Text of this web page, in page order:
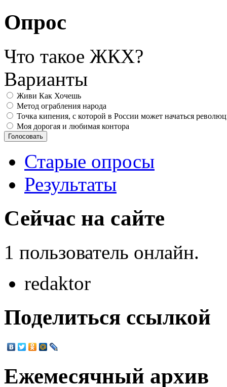
Опрос
Что такое ЖКХ?
Варианты
Живи Как Хочешь
Метод ограбления народа
Точка кипения, с которой в России может начаться
Моя дорогая и любимая контора
Старые опросы
Результаты
Сейчас на сайте
1 пользователь онлайн.
redaktor
Поделиться ссылкой
Ежемесячный архив